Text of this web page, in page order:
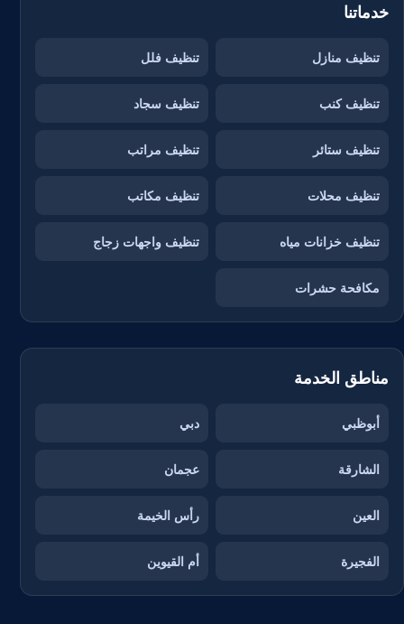
خدماتنا
تنظيف منازل تنظيف فلل
تنظيف كنب تنظيف سجاد
تنظيف ستائر تنظيف مراتب
تنظيف محلات تنظيف مكاتب
تنظيف خزانات مياه تنظيف واجهات زجاج
مكافحة حشرات
مناطق الخدمة
أبوظبي دبي
الشارقة عجمان
العين رأس الخيمة
الفجيرة أم القيوين